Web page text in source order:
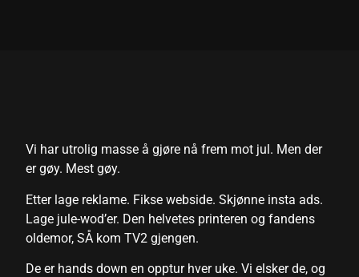
Vi har utrolig masse å gjøre nå frem mot jul. Men der
er gøy. Mest gøy.
Etter lage reklame. Fikse webside. Skjønne insta ads.
Lage jule-wod’er. Den helvetes printeren og fandens
oldemor, SÅ kom TV2 gjengen.
De er hands down en opptur hver uke. Vi elsker de, og